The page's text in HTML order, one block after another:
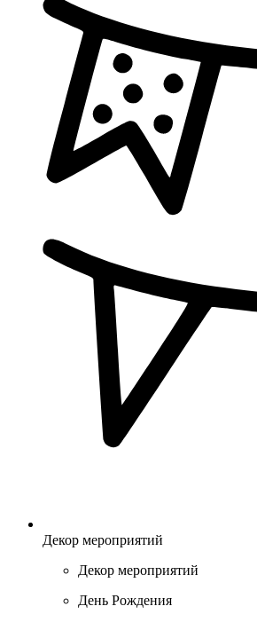
Декор мероприятий
Декор мероприятий
День Рождения